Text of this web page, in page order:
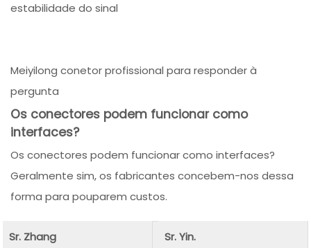
estabilidade do sinal
Meiyilong conetor profissional para responder à
pergunta
Os conectores podem funcionar como
interfaces?
Os conectores podem funcionar como interfaces?
Geralmente sim, os fabricantes concebem-nos dessa
forma para pouparem custos.
Sr. Zhang
Sr. Yin.